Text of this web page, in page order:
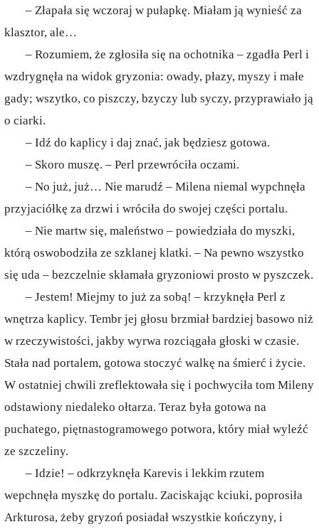
– Złapała się wczoraj w pułapkę. Miałam ją wynieść za
klasztor, ale…
– Rozumiem, że zgłosiła się na ochotnika – zgadła Perl i
wzdrygnęła na widok gryzonia: owady, płazy, myszy i małe
gady; wszytko, co piszczy, bzyczy lub syczy, przyprawiało ją
o ciarki.
– Idź do kaplicy i daj znać, jak będziesz gotowa.
– Skoro muszę. – Perl przewróciła oczami.
– No już, już… Nie marudź – Milena niemal wypchnęła
przyjaciółkę za drzwi i wróciła do swojej części portalu.
– Nie martw się, maleństwo – powiedziała do myszki,
którą oswobodziła ze szklanej klatki. – Na pewno wszystko
się uda – bezczelnie skłamała gryzoniowi prosto w pyszczek.
– Jestem! Miejmy to już za sobą! – krzyknęła Perl z
wnętrza kaplicy. Tembr jej głosu brzmiał bardziej basowo niż
w rzeczywistości, jakby wyrwa rozciągała głoski w czasie.
Stała nad portalem, gotowa stoczyć walkę na śmierć i życie.
W ostatniej chwili zreflektowała się i pochwyciła tom Mileny
odstawiony niedaleko ołtarza. Teraz była gotowa na
puchatego, piętnastogramowego potwora, który miał wyleźć
ze szczeliny.
– Idzie! – odkrzyknęła Karevis i lekkim rzutem
wepchnęła myszkę do portalu. Zaciskając kciuki, poprosiła
Arkturosa, żeby gryzoń posiadał wszystkie kończyny, i